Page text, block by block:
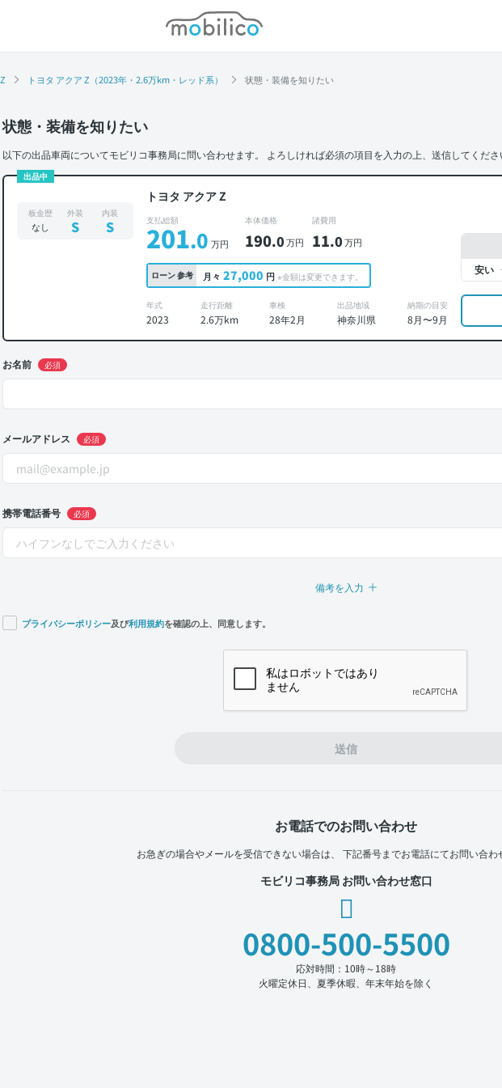
モビリコ
Z トヨタ アクア Z（2023年・2.6万km・レッド系） 状態・装備を知りたい
状態・装備を知りたい
以下の出品車両についてモビリコ事務局に問い合わせます。 よろしければ必須の項目を入力の上、送信してくださ
出品中
トヨタ アクア Z
板金歴
なし
外装
S
内装
S 支払総額
201.0 万円
本体価格
190.0万円
諸費用
11.0万円
ローン参考 月々 27,000 円 ※金額は変更できます。
年式
2023
走行距離
2.6万km
車検
28年2月
出品地域
神奈川県
納期の目安
8月〜9月
お名前 必須
メールアドレス 必須
携帯電話番号 必須
備考を入力
プライバシーポリシー及び利用規約を確認の上、同意します。
送信
お電話でのお問い合わせ
お急ぎの場合やメールを受信できない場合は、 下記番号までお電話にてお問い合わ
モビリコ事務局 お問い合わせ窓口
0800-500-5500
応対時間：10時～18時
火曜定休日、夏季休暇、年末年始を除く